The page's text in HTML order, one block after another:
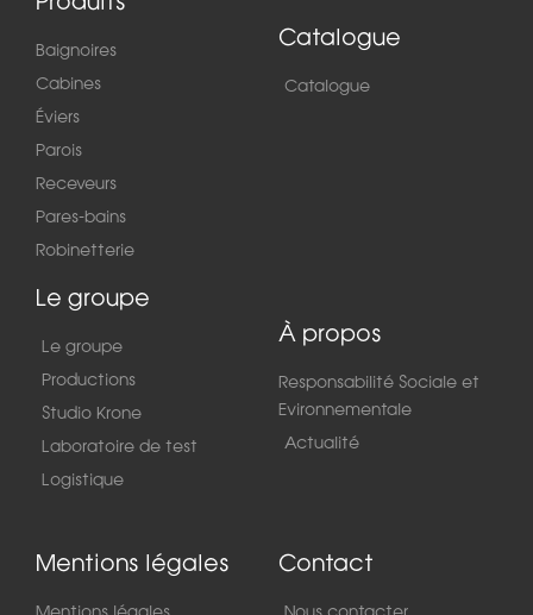
Baignoires
Cabines
Éviers
Parois
Receveurs
Pares-bains
Robinetterie
Catalogue
Catalogue
Le groupe
Le groupe
Productions
Studio Krone
Laboratoire de test
Logistique
À propos
Responsabilité Sociale et
Evironnementale
Actualité
Mentions légales
Mentions légales
Contact
Nous contacter